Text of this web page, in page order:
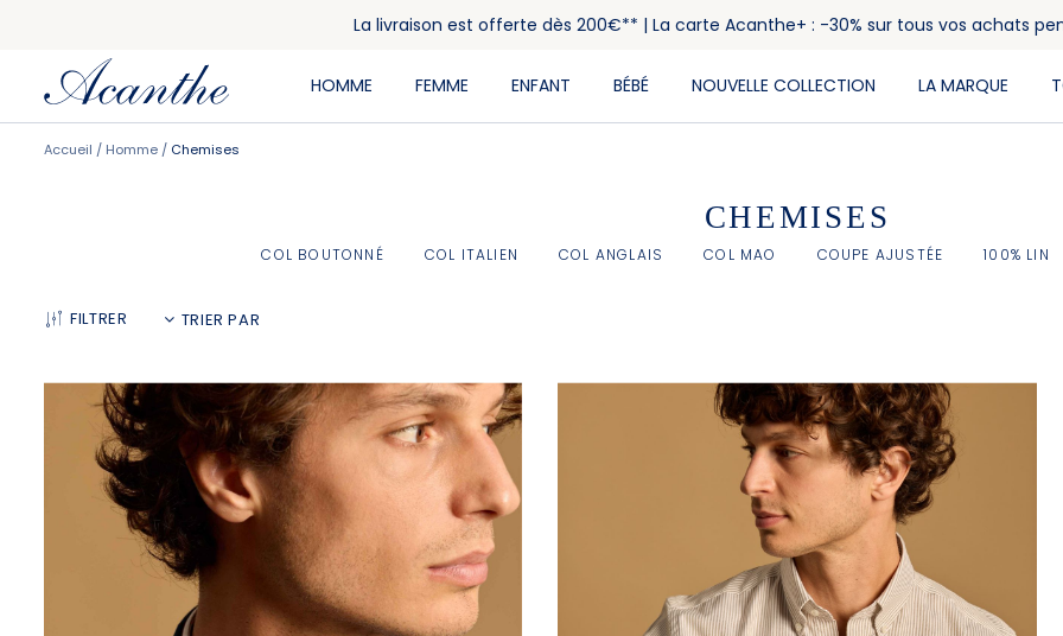
La livraison est offerte dès 200€** | La carte Acanthe+ : -30% sur tous vos achats
HOMME FEMME ENFANT BÉBÉ NOUVELLE COLLECTION LA MARQUE
Accueil Homme Chemises
CHEMISES
COL BOUTONNÉ COL ITALIEN COL ANGLAIS COL MAO COUPE AJUSTÉE 100% LIN
FILTRER